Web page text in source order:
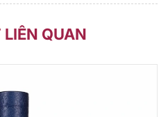
LIÊN QUAN